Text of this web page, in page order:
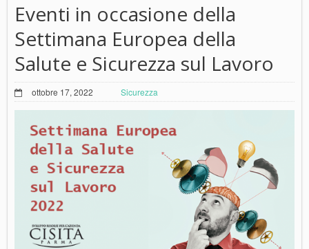
Eventi in occasione della
Settimana Europea della
Salute e Sicurezza sul Lavoro
ottobre 17, 2022 Sicurezza